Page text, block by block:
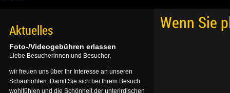
Wenn Sie
Aktuelles
Foto-/Videogebühren erlassen
Liebe Besucherinnen und Besucher,
wir freuen uns über Ihr Interesse an unseren
Schauhöhlen. Damit Sie sich bei Ihrem Besuch
wohlfühlen und die Schönheit der unterirdischen